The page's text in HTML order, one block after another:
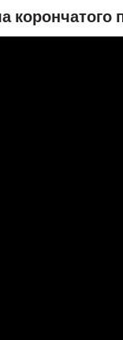
корончатого